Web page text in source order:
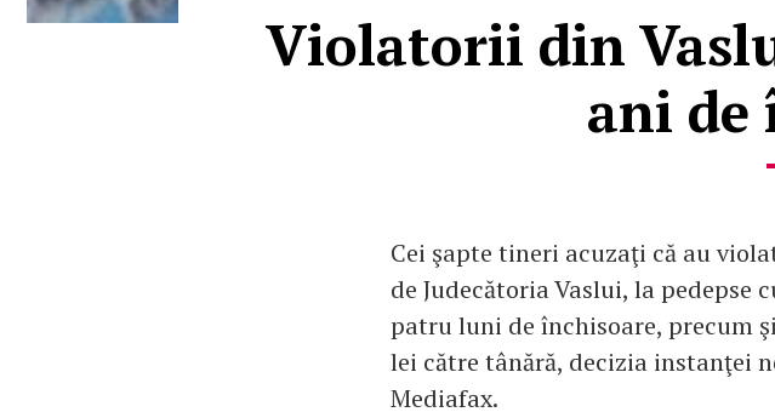
Violatorii din
ani de
Cei şapte tineri acuzaţi că au
de Judecătoria Vaslui, la
patru luni de închisoare, precum
lei către tânără, decizia instanţei
Mediafax.